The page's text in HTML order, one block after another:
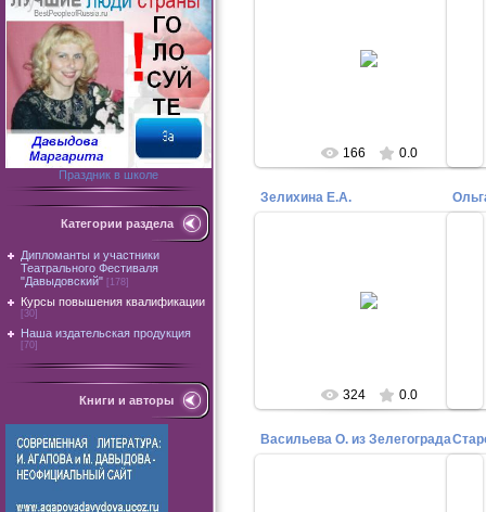
Праздник в школе
Категории раздела
Дипломанты и участники
Театрального Фестиваля
"Давыдовский"
[178]
Курсы повышения квалификации
[30]
Наша издательская продукция
[70]
Книги и авторы
Мурманской области, участник
166 0.0
Зелихина Е.А.
области Елена Зелихина с
дипломом почетного профессора
324 0.0
Васильева О. из Зелегограда